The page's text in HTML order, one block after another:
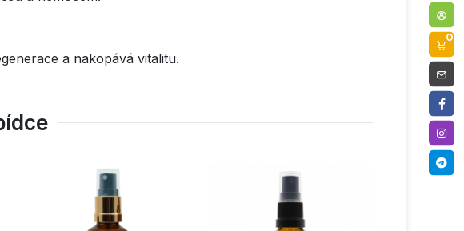
a nakopává vitalitu.
0